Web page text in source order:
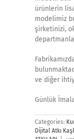
ürünlerin
modelimiz
şirketinizi,
ve diğer
Günlük
Categories:
Dijital Atkı